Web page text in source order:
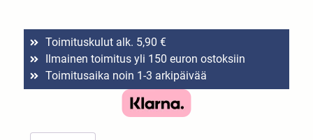
Toimituskulut alk. 5,90 €
Ilmainen toimitus yli 150 euron ostoksiin
Toimitusaika noin 1-3 arkipäivää